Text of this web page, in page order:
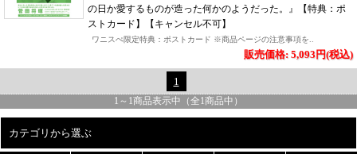
の日か愛するものが造った何かのようだった。』【特典：ポ
ストカード】【キャンセル不可】
ワニスぺ限定特典：ポストカード ※商品ページの注意事項を..
販売価格: 5,093円(税込)
1
1 ～ 1商品表示中（全1商品中）
カテゴリから選ぶ